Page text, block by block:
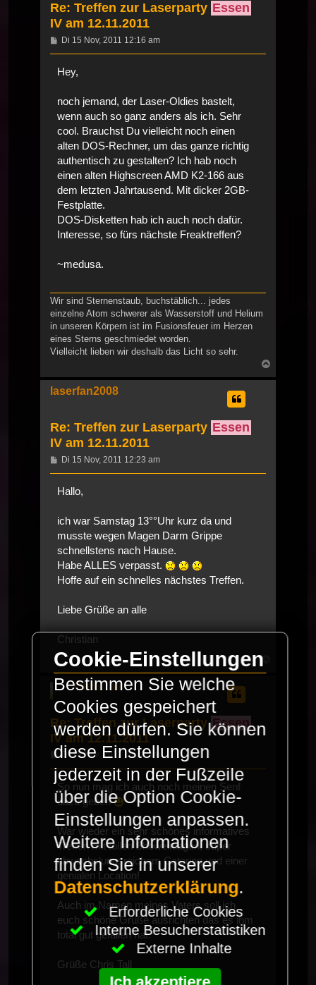
Re: Treffen zur Laserparty Essen
IV am 12.11.2011
Beitrag
Di 15 Nov, 2011 12:16 am
Hey,
noch jemand, der Laser-Oldies bastelt,
wenn auch so ganz anders als ich. Sehr
cool. Brauchst Du vielleicht noch einen
alten DOS-Rechner, um das ganze richtig
authentisch zu gestalten? Ich hab noch
einen alten Highscreen AMD K2-166 aus
dem letzten Jahrtausend. Mit dicker 2GB-
Festplatte.
DOS-Disketten hab ich auch noch dafür.
Interesse, so fürs nächste Freaktreffen?
~medusa.
Wir sind Sternenstaub, buchstäblich... jedes
einzelne Atom schwerer als Wasserstoff und Helium
in unseren Körpern ist im Fusionsfeuer im Herzen
eines Sterns geschmiedet worden.
Vielleicht lieben wir deshalb das Licht so sehr.
oben
laserfan2008
Re: Treffen zur Laserparty Essen
IV am 12.11.2011
Beitrag
Di 15 Nov, 2011 12:23 am
Hallo,
ich war Samstag 13°°Uhr kurz da und
musste wegen Magen Darm Grippe
schnellstens nach Hause.
Habe ALLES verpasst.
Hoffe auf ein schnelles nächstes Treffen.
Liebe Grüße an alle
Christian
ChrisTall
Re: Treffen zur LaserpartyEssen
IV am 12.11.2011
Beitrag
Di 15 Nov, 2011 10:48 am
So nun mag ich auch noch meinen Senf
dazu geben
War wieder ein sehr schönes informatives
Treffen mit tollen Showeinlagen, super
abwechslungsreichem Catering und einer
genialen Location!
Auch im Namen meines Vaters soll ich
euch schöne Grüße ausrichten das es ihm
total gut gefallen hat.
Grüße Chris Tall
Cookie-Einstellungen
Bestimmen Sie welche
Cookies gespeichert
werden dürfen. Sie können
diese Einstellungen
jederzeit in der Fußzeile
über die Option Cookie-
Einstellungen anpassen.
Weitere Informationen
finden Sie in unserer
Datenschutzerklärung.
Erforderliche Cookies
Interne Besucherstatistiken
Externe Inhalte